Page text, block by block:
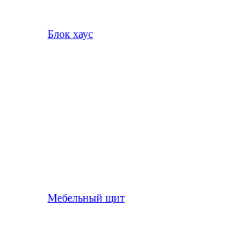
Блок хаус
Мебельный щит